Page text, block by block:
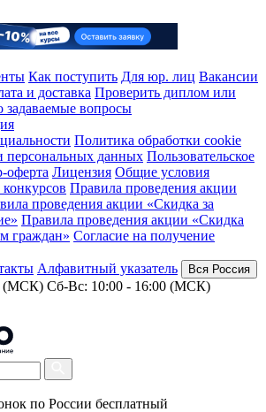
Как поступить Для юр. лиц Вакансии
и доставка Проверить диплом или
задаваемые вопросы
Политика обработки cookie
персональных данных Пользовательское
оферта Лицензия Общие условия
Правила проведения акции
проведения акции «Скидка за
Правила проведения акции «Скидка
граждан» Согласие на получение
Алфавитный указатель Вся Россия
(МСК) Сб-Вс: 10:00 - 16:00 (МСК)
по России бесплатный